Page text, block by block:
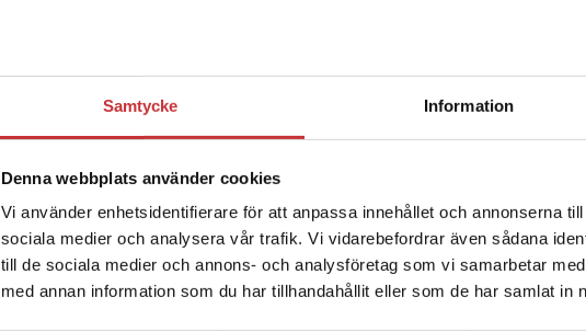
Samtycke Information
Denna webbplats använder cookies
Vi använder enhetsidentifierare för att anpassa innehållet och annonserna
sociala medier och analysera vår trafik. Vi vidarebefordrar även sådana
till de sociala medier och annons- och analysföretag som vi samarbetar
med annan information som du har tillhandahållit eller som de har samlat in
Begränsad fraktregion
Det verkar som att du besöker
enhet utanför Sverige. Vi erbjuder inte
Sverige. För att kunna slutföra ett köp
leveransadressen vara i Sverige.Läs mer
Produkter